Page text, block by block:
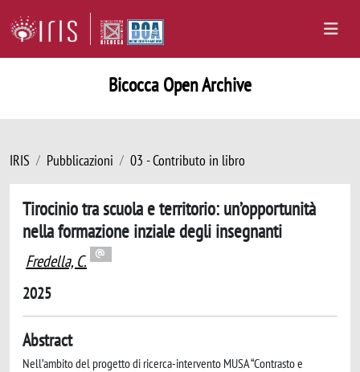
Bicocca Open Archive
IRIS Pubblicazioni 03 - Contributo in libro
Tirocinio tra scuola e territorio: un’opportunità
nella formazione inziale degli insegnanti
Fredella, C.
2025
Abstract
Nell’ambito del progetto di ricerca-intervento MUSA “Contrasto e